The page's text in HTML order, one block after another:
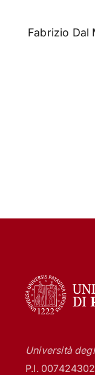
Fabrizio Dal
Università
P.I.